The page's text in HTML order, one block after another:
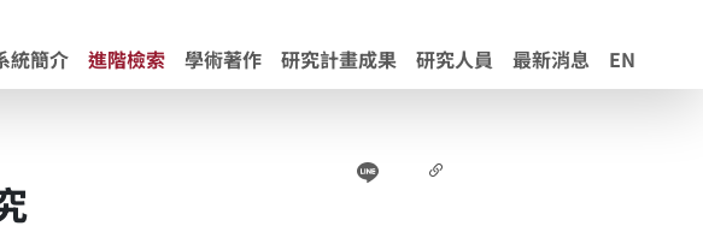
統簡介 進階檢索 學術著作 研究計畫成果 研究人員 最新消息 EN
Line Facebook